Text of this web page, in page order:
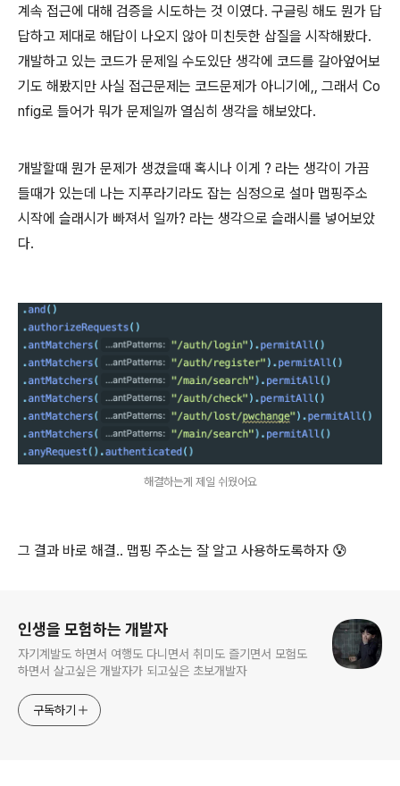
계속 접근에 대해 검증을 시도하는 것 이였다. 구글링 해도 뭔가 답
답하고 제대로 해답이 나오지 않아 미친듯한 삽질을 시작해봤다.
개발하고 있는 코드가 문제일 수도있단 생각에 코드를 갈아엎어보
기도 해봤지만 사실 접근문제는 코드문제가 아니기에,, 그래서 Co
nfig로 들어가 뭐가 문제일까 열심히 생각을 해보았다.
개발할때 뭔가 문제가 생겼을때 혹시나 이게 ? 라는 생각이 가끔
들때가 있는데 나는 지푸라기라도 잡는 심정으로 설마 맵핑주소
시작에 슬래시가 빠져서 일까? 라는 생각으로 슬래시를 넣어보았
다.
해결하는게 제일 쉬웠어요
그 결과 바로 해결.. 맵핑 주소는 잘 알고 사용하도록하자 😰
인생을 모험하는 개발자
자기계발도 하면서 여행도 다니면서 취미도 즐기면서 모험도
하면서 살고싶은 개발자가 되고싶은 초보개발자
구독하기